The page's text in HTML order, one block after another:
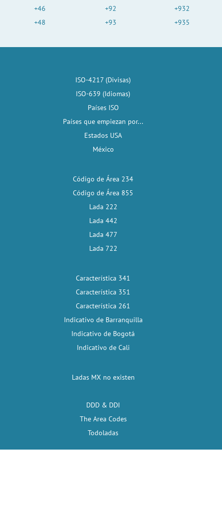
+46
+48
+92
+93
+932
+935
ISO-4217 (Divisas)
ISO-639 (Idiomas)
Países ISO
Países que empiezan por...
Estados USA
México
Código de Área 234
Código de Área 855
Lada 222
Lada 442
Lada 477
Lada 722
Característica 341
Característica 351
Característica 261
Indicativo de Barranquilla
Indicativo de Bogotá
Indicativo de Cali
Ladas MX no existen
DDD & DDI
The Area Codes
Todoladas